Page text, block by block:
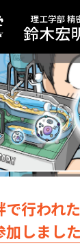
行われ
しました